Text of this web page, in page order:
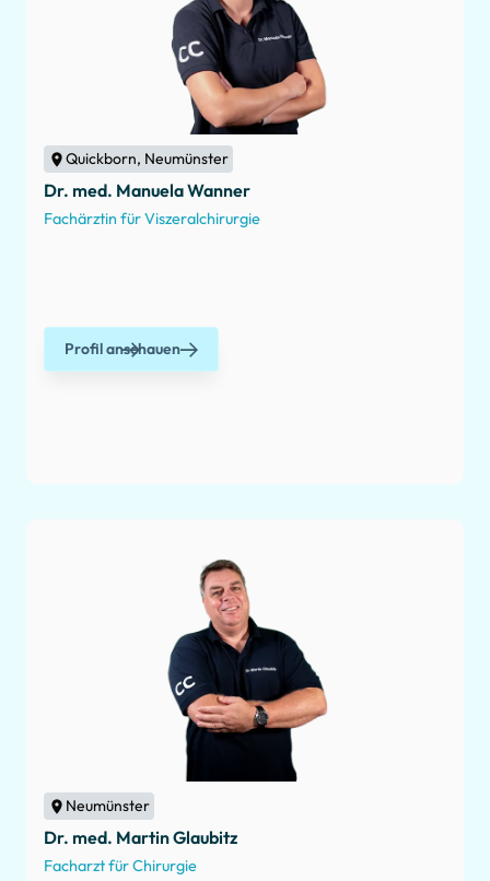
Quickborn, Neumünster
Dr. med. Manuela Wanner
Fachärztin für Viszeralchirurgie
Profil anschauen
Neumünster
Dr. med. Martin Glaubitz
Facharzt für Chirurgie